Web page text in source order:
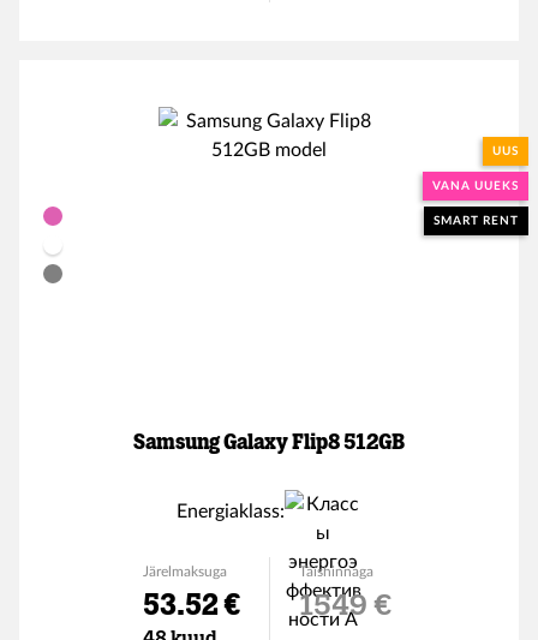
UUS
VANA UUEKS
SMART RENT
Samsung Galaxy Flip8 512GB
Energiaklass:
Järelmaksuga
53.52 €
Täishinnaga
1549 €